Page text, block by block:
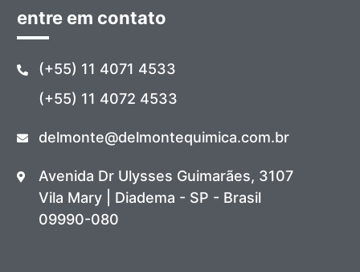
entre em contato
(+55) 11 4071 4533
(+55) 11 4072 4533
delmonte@delmontequimica.com.br
Avenida Dr Ulysses Guimarães, 3107
Vila Mary | Diadema - SP - Brasil
09990-080